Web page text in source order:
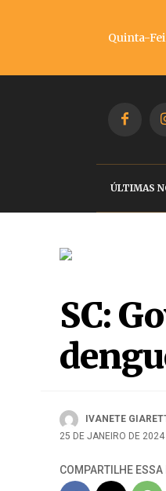
Quinta-
ÚLTIMAS
SC:
IVANETE
25 DE JANEIRO DE 2024
COMPARTILHE